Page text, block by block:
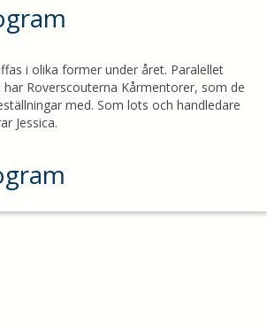
i olika former under året. Paralellet
Roverscouterna Kårmentorer, som de
med. Som lots och handledare
Jessica.